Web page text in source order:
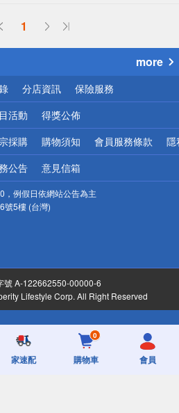
1
小心！
小心！
more
分店資訊 保險服務
活動 得獎公佈
採購 購物須知 會員服務條款 隱
公告 意見信箱
，例假日依網站公告為主
號5樓 (台灣)
號 A-122662550-00000-6
Lifestyle Corp. All Right Reserved
家速配
0
購物車 會員